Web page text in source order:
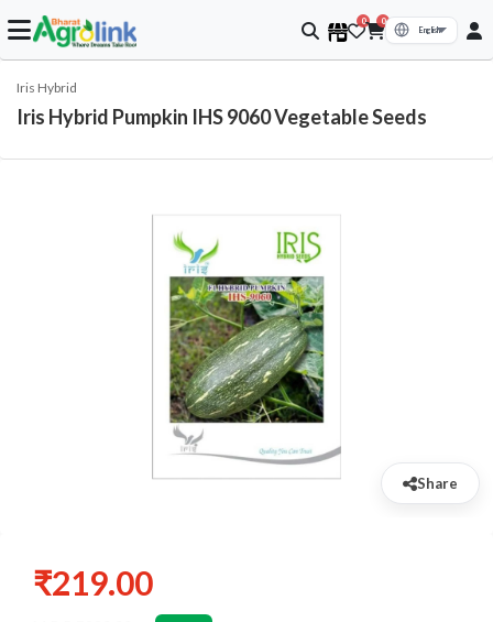
0 0
Iris Hybrid
Iris Hybrid Pumpkin IHS 9060 Vegetable Seeds
Share
₹219.00